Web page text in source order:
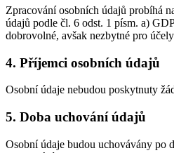
Zpracování osobních údajů probíhá
údajů podle čl. 6 odst. 1 písm. a)
dobrovolné, avšak nezbytné pro
4. Příjemci osobních údajů
Osobní údaje nebudou poskytnuty
5. Doba uchování údajů
Osobní údaje budou uchovávány po